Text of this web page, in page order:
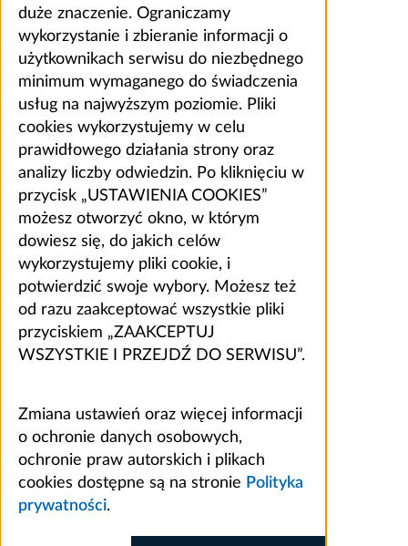
duże znaczenie. Ograniczamy
wykorzystanie i zbieranie informacji o
użytkownikach serwisu do niezbędnego
minimum wymaganego do świadczenia
usług na najwyższym poziomie. Pliki
cookies wykorzystujemy w celu
prawidłowego działania strony oraz
analizy liczby odwiedzin. Po kliknięciu w
przycisk „USTAWIENIA COOKIES”
możesz otworzyć okno, w którym
dowiesz się, do jakich celów
wykorzystujemy pliki cookie, i
potwierdzić swoje wybory. Możesz też
od razu zaakceptować wszystkie pliki
przyciskiem „ZAAKCEPTUJ
WSZYSTKIE I PRZEJDŹ DO SERWISU”.
Zmiana ustawień oraz więcej informacji
o ochronie danych osobowych,
ochronie praw autorskich i plikach
cookies dostępne są na stronie Polityka
prywatności.